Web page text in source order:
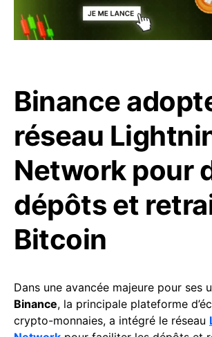
Binance
réseau
Network pour
dépôts et
Bitcoin
Dans une avancée majeure pour ses
Binance, la principale plateforme
crypto-monnaies, a intégré le réseau